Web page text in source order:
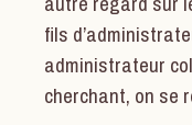
fils
administrateur
cherchant, on se